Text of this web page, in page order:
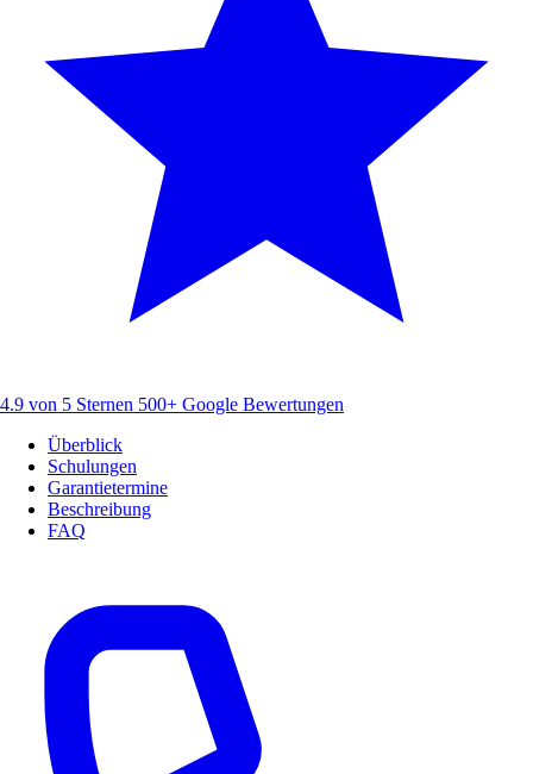
4.9 von 5 Sternen 500+ Google Bewertungen
Überblick
Schulungen
Garantietermine
Beschreibung
FAQ